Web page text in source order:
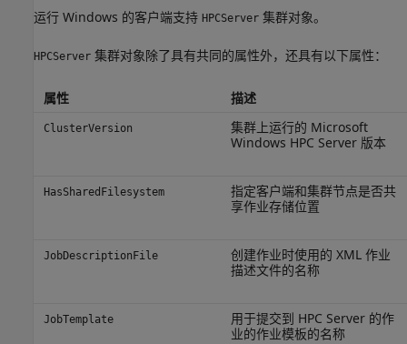
运行 Windows 的客户端支持 HPCServer 集群对象。
HPCServer 集群对象除了具有共同的属性外，还具有以下属性：
属性 描述
ClusterVersion
集群上运行的 Microsoft
Windows HPC Server 版本
HasSharedFilesystem
指定客户端和集群节点是否共
享作业存储位置
JobDescriptionFile
创建作业时使用的 XML 作业
描述文件的名称
JobTemplate
用于提交到 HPC Server 的作
业的作业模板的名称